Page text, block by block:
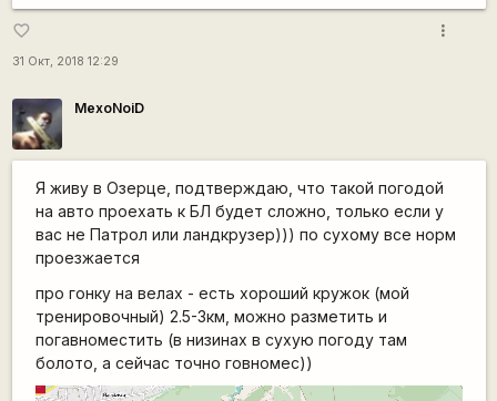
favorite_border
31 Окт, 2018 12:29
more_vert
MexoNoiD
Я живу в Озерце, подтверждаю, что такой погодой
на авто проехать к БЛ будет сложно, только если у
вас не Патрол или ландкрузер))) по сухому все норм
проезжается
про гонку на велах - есть хороший кружок (мой
тренировочный) 2.5-3км, можно разметить и
погавноместить (в низинах в сухую погоду там
болото, а сейчас точно говномес))